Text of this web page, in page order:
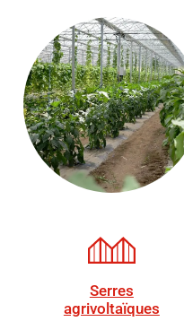
Serres
agrivoltaïques